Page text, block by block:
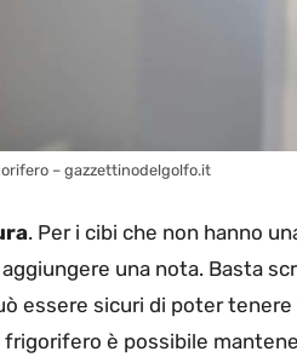
– gazzettinodelgolfo.it
. Per i cibi che non hanno
una nota. Basta
essere sicuri di poter
frigorifero è possibile